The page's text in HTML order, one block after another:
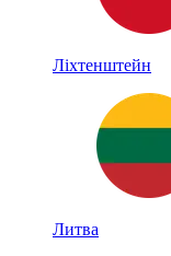
Ліхтенштейн
Литва